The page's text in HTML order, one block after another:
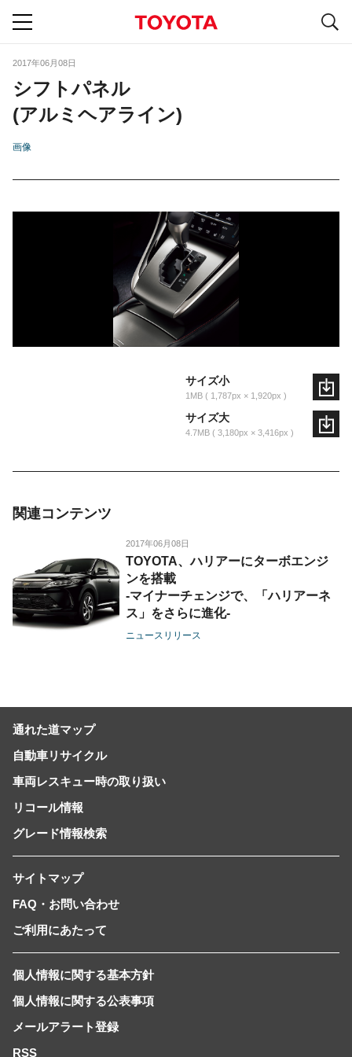
2017年06月08日
シフトパネル
(アルミヘアライン)
画像
サイズ小
1MB 1,787px × 1,920px
サイズ大
4.7MB 3,180px × 3,416px
関連コンテンツ
2017年06月08日
TOYOTA、ハリアーにターボエンジ
ンを搭載
-マイナーチェンジで、「ハリアーネ
ス」をさらに進化-
ニュースリリース
通れた道マップ
自動車リサイクル
車両レスキュー時の取り扱い
リコール情報
グレード情報検索
サイトマップ
FAQ・お問い合わせ
ご利用にあたって
個人情報に関する基本方針
個人情報に関する公表事項
メールアラート登録
RSS